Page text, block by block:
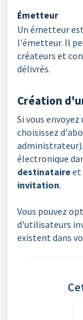
Émetteur
Un émetteur
l'émetteur. Il
créateurs et
délivrés.
Création
Si vous
choisissez
administrateur).
électronique
destinataireet
invitation.
Vous pouvez
d'utilisateurs
existent dans